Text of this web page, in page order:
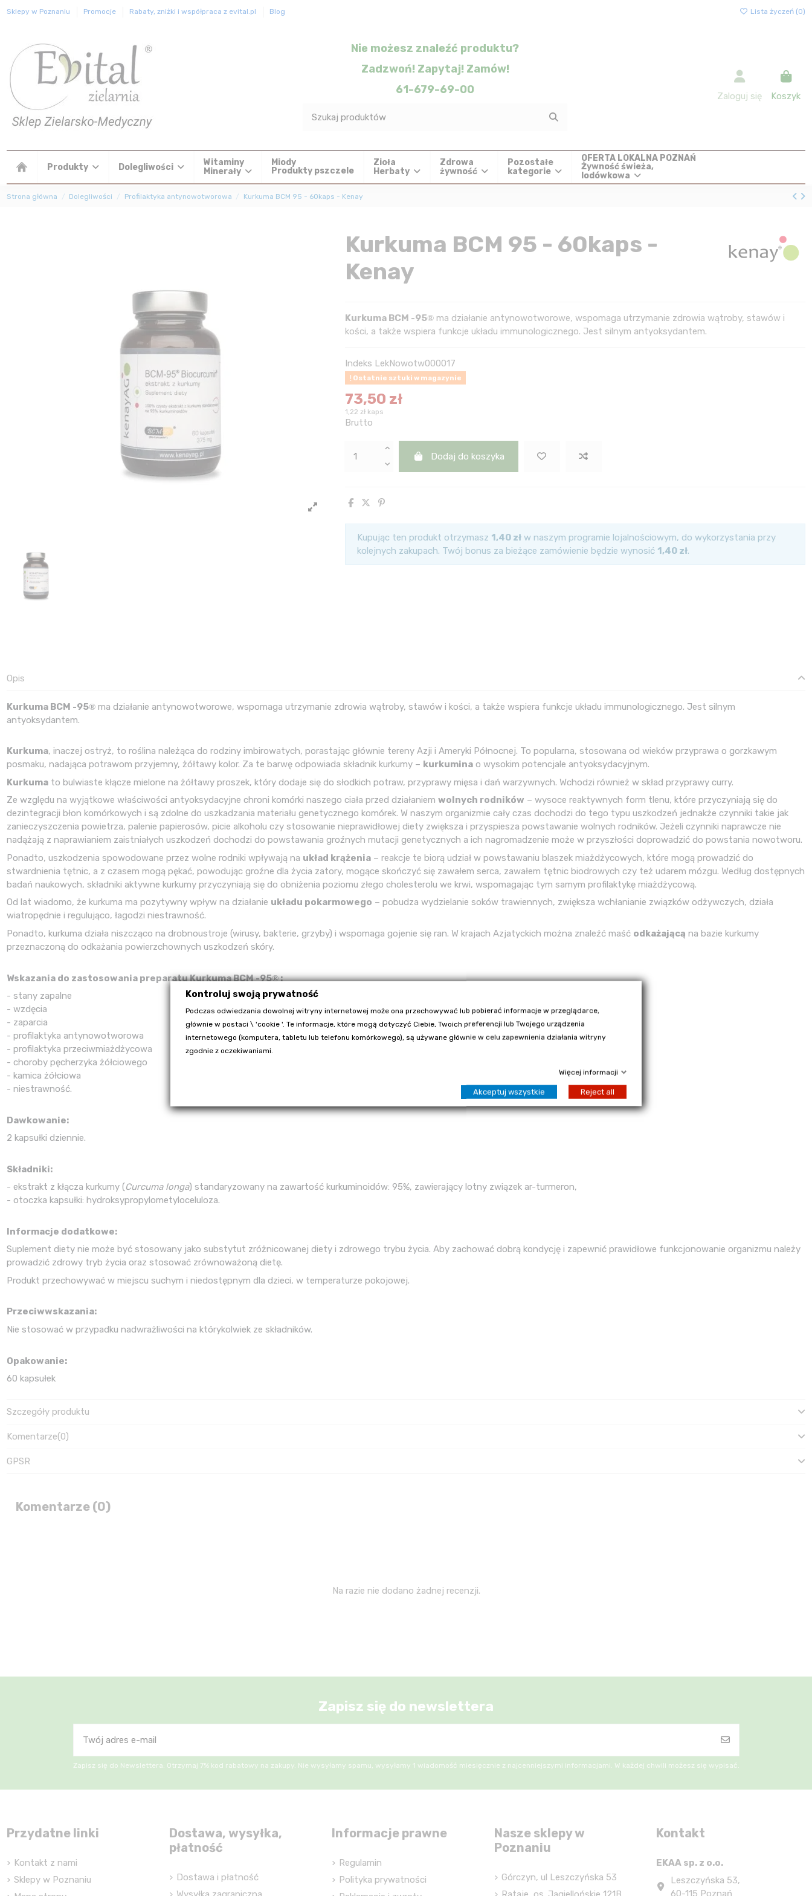
Sklepy w Poznaniu Promocje Rabaty, zniżki i współpraca z evital.pl Blog Lista życzeń (0)
Nie możesz znaleźć produktu?
Zadzwoń! Zapytaj! Zamów!
61-679-69-00
Zaloguj się Koszyk
Produkty Dolegliwości
Witaminy
Minerały
Miody
Produkty pszczele
Zioła
Herbaty
Zdrowa
żywność
Pozostałe
kategorie
OFERTA LOKALNA POZNAŃ
Żywność świeża,
lodówkowa
Strona główna Dolegliwości Profilaktyka antynowotworowa Kurkuma BCM 95 - 60kaps - Kenay
Kurkuma BCM 95 - 60kaps -
Kenay
Kurkuma BCM -95® ma działanie antynowotworowe, wspomaga utrzymanie zdrowia wątroby, stawów i
kości, a także wspiera funkcje układu immunologicznego. Jest silnym antyoksydantem.
Indeks LekNowotw000017
Ostatnie sztuki w magazynie
73,50 zł
1,22 zł kaps
Brutto
Dodaj do koszyka
Kupując ten produkt otrzymasz 1,40 zł w naszym programie lojalnościowym, do wykorzystania przy
kolejnych zakupach. Twój bonus za bieżące zamówienie będzie wynosić 1,40 zł.
Opis
Kurkuma BCM -95® ma działanie antynowotworowe, wspomaga utrzymanie zdrowia wątroby, stawów i kości, a także wspiera funkcje układu immunologicznego. Jest silnym
antyoksydantem.
Kurkuma, inaczej ostryż, to roślina należąca do rodziny imbirowatych, porastając głównie tereny Azji i Ameryki Północnej. To popularna, stosowana od wieków przyprawa o gorzkawym
posmaku, nadająca potrawom przyjemny, żółtawy kolor. Za te barwę odpowiada składnik kurkumy – kurkumina o wysokim potencjale antyoksydacyjnym.
Kurkuma to bulwiaste kłącze mielone na żółtawy proszek, który dodaje się do słodkich potraw, przyprawy mięsa i dań warzywnych. Wchodzi również w skład przyprawy curry.
Ze względu na wyjątkowe właściwości antyoksydacyjne chroni komórki naszego ciała przed działaniemwolnych rodników – wysoce reaktywnych form tlenu, które przyczyniają się do
dezintegracji błon komórkowych i są zdolne do uszkadzania materiału genetycznego komórek. W naszym organizmie cały czas dochodzi do tego typu uszkodzeń jednakże czynniki takie jak
zanieczyszczenia powietrza, palenie papierosów, picie alkoholu czy stosowanie nieprawidłowej diety zwiększa i przyspiesza powstawanie wolnych rodników. Jeżeli czynniki naprawcze nie
nadążają z naprawianiem zaistniałych uszkodzeń dochodzi do powstawania groźnych mutacji genetycznych a ich nagromadzenie może w przyszłości doprowadzić do powstania nowotworu.
Ponadto, uszkodzenia spowodowane przez wolne rodniki wpływają na układ krążenia – reakcje te biorą udział w powstawaniu blaszek miażdżycowych, które mogą prowadzić do
stwardnienia tętnic, a z czasem mogą pękać, powodując groźne dla życia zatory, mogące skończyć się zawałem serca, zawałem tętnic biodrowych czy też udarem mózgu. Według dostępnych
badań naukowych, składniki aktywne kurkumy przyczyniają się do obniżenia poziomu złego cholesterolu we krwi, wspomagając tym samym profilaktykę miażdżycową.
Od lat wiadomo, że kurkuma ma pozytywny wpływ na działanie układu pokarmowego – pobudza wydzielanie soków trawiennych, zwiększa wchłanianie związków odżywczych, działa
wiatropędnie i regulująco, łagodzi niestrawność.
Ponadto, kurkuma działa niszcząco na drobnoustroje (wirusy, bakterie, grzyby) i wspomaga gojenie się ran. W krajach Azjatyckich można znaleźć maść odkażającą na bazie kurkumy
przeznaczoną do odkażania powierzchownych uszkodzeń skóry.
Wskazania do zastosowania preparatu Kurkuma BCM -95®:
- stany zapalne
- wzdęcia
- zaparcia
- profilaktyka antynowotworowa
- profilaktyka przeciwmiażdżycowa
- choroby pęcherzyka żółciowego
- kamica żółciowa
- niestrawność.
Dawkowanie:
2 kapsułki dziennie.
Składniki:
- ekstrakt z kłącza kurkumy (Curcuma longa) standaryzowany na zawartość kurkuminoidów: 95%, zawierający lotny związek ar-turmeron,
- otoczka kapsułki: hydroksypropylometyloceluloza.
Informacje dodatkowe:
Suplement diety nie może być stosowany jako substytut zróżnicowanej diety i zdrowego trybu życia.Aby zachować dobrą kondycję i zapewnić prawidłowe funkcjonowanie organizmu należy
prowadzić zdrowy tryb życia oraz stosować zrównoważoną dietę.
Produkt przechowywać w miejscu suchym i niedostępnym dla dzieci, w temperaturze pokojowej.
Przeciwwskazania:
Nie stosować w przypadku nadwrażliwości na którykolwiek ze składników.
Opakowanie:
60 kapsułek
Szczegóły produktu
Komentarze(0)
GPSR
Komentarze (0)
Na razie nie dodano żadnej recenzji.
Zapisz się do newslettera
Zapisz się do Newslettera: Otrzymaj 7% kod rabatowy na zakupy. Nie wysyłamy spamu, wysyłamy 1 wiadomość miesięcznie z najcenniejszymi informacjami. W każdej chwili możesz się wypisać.
Przydatne linki
Kontakt z nami
Sklepy w Poznaniu
Dostawa, wysyłka,
płatność
Dostawa i płatność
Informacje prawne
Regulamin
Polityka prywatności
Nasze sklepy w
Poznaniu
Górczyn, ul Leszczyńska 53
Kontakt
EKAA sp. z o.o.
Leszczyńska 53,
60-115 Poznań
Kontroluj swoją prywatność
Podczas odwiedzania dowolnej witryny internetowej może ona przechowywać lub pobierać informacje w przeglądarce,
głównie w postaci \ 'cookie '. Te informacje, które mogą dotyczyć Ciebie, Twoich preferencji lub Twojego urządzenia
internetowego (komputera, tabletu lub telefonu komórkowego), są używane głównie w celu zapewnienia działania witryny
zgodnie z oczekiwaniami.
Więcej informacji
Akceptuj wszystkie Reject all